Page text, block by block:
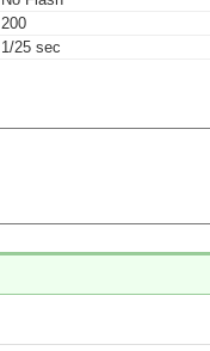
200
1/25 sec